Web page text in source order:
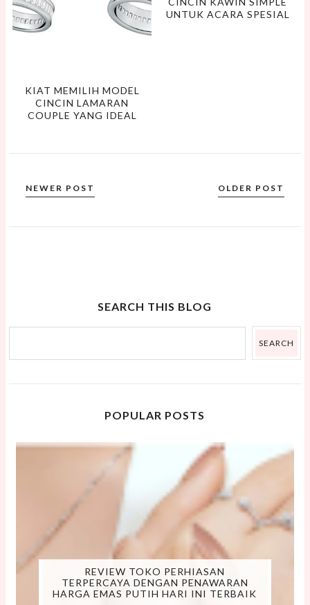
KIAT MEMILIH MODEL
CINCIN LAMARAN
COUPLE YANG IDEAL
UNTUK ACARA SPESIAL
NEWER POST OLDER POST
SEARCH THIS BLOG
POPULAR POSTS
REVIEW TOKO PERHIASAN
TERPERCAYA DENGAN PENAWARAN
HARGA EMAS PUTIH HARI INI TERBAIK